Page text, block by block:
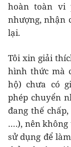
hoàn toàn vi
nhượng, nhận
lại.
Tôi xin giải
hình thức mà
hộ) chưa có
phép chuyển
đang thế
….), nên không
sử dụng để